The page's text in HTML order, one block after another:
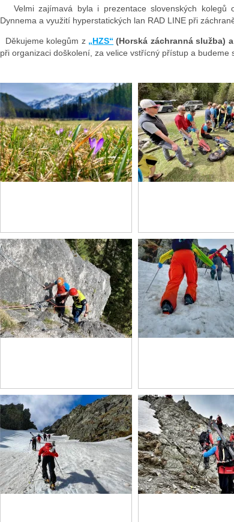
Velmi zajímavá byla i prezentace slovenských kolegů
Dynnema a využití hyperstatických lan RAD LINE při
Děkujeme kolegům z „HZS“ (Horská záchranná služba)
při organizaci doškolení, za velice vstřícný přístup a budeme